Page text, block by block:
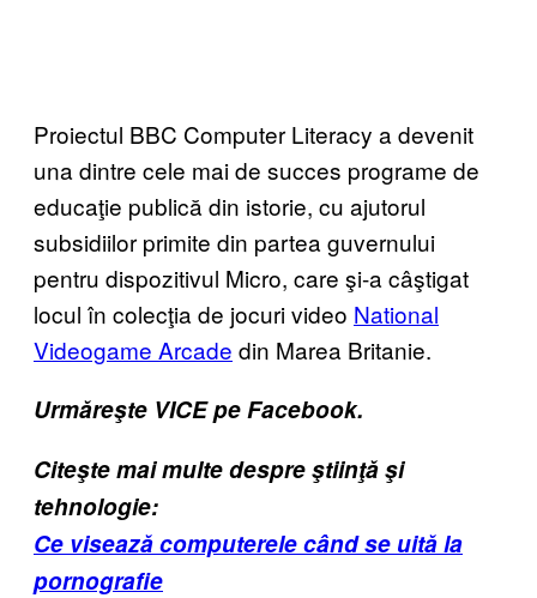
Proiectul BBC Computer Literacy a devenit
una dintre cele mai de succes programe de
educaţie publică din istorie, cu ajutorul
subsidiilor primite din partea guvernului
pentru dispozitivul Micro, care şi-a câştigat
locul în colecţia de jocuri video National
Videogame Arcade din Marea Britanie.
Urmăreşte VICE pe Facebook.
Citeşte mai multe despre ştiinţă şi
tehnologie:
Ce visează computerele când se uită la
pornografie